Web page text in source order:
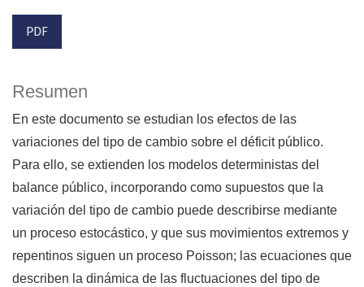
PDF
Resumen
En este documento se estudian los efectos de las
variaciones del tipo de cambio sobre el déficit público.
Para ello, se extienden los modelos deterministas del
balance público, incorporando como supuestos que la
variación del tipo de cambio puede describirse mediante
un proceso estocástico, y que sus movimientos extremos y
repentinos siguen un proceso Poisson; las ecuaciones que
describen la dinámica de las fluctuaciones del tipo de